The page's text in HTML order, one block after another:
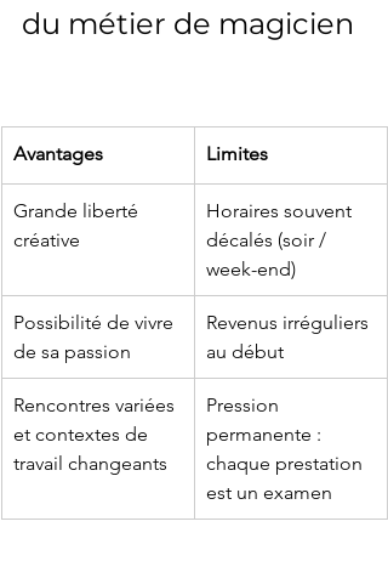
du métier de magicien
Avantages Limites
Grande liberté
créative
Horaires souvent
décalés (soir /
week-end)
Possibilité de vivre
de sa passion
Revenus irréguliers
au début
Rencontres variées
et contextes de
travail changeants
Pression
permanente :
chaque prestation
est un examen